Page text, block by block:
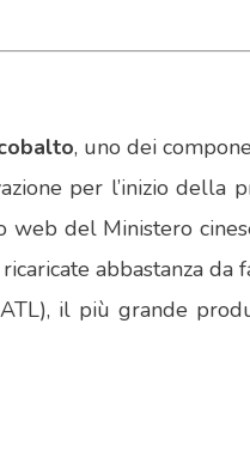
, uno dei
per l’inizio della
del Ministero
abbastanza da
il più grande